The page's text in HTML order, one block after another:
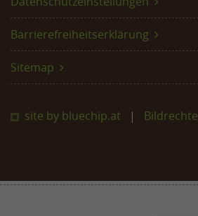
Barrierefreiheitserklärung
Sitemap
site by bluechip.at Bildrechte